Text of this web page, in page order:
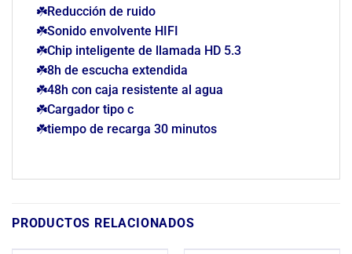
☘️Reducción de ruido
☘️Sonido envolvente HIFI
☘️Chip inteligente de llamada HD 5.3
☘️8h de escucha extendida
☘️48h con caja resistente al agua
☘️Cargador tipo c
☘️tiempo de recarga 30 minutos
PRODUCTOS RELACIONADOS